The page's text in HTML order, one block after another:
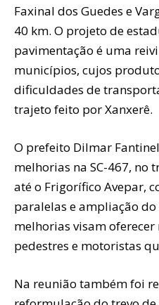
Faxinal dos Guedes e
40 km. O projeto de
pavimentação é uma
municípios, cujos
dificuldades de
trajeto feito por Xanxerê.
O prefeito Dilmar
melhorias na SC-467, no
até o Frigorífico Avepar,
paralelas e ampliação do
melhorias visam
pedestres e motoristas
Na reunião também foi